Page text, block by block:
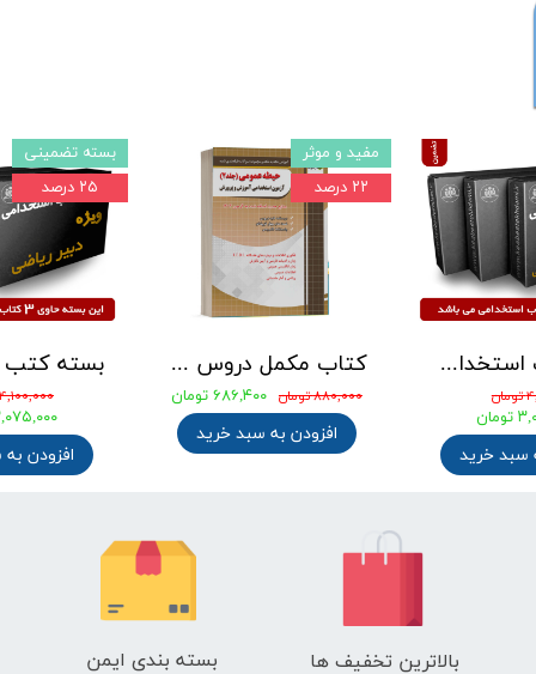
۴,۱۰۰,۰۰۰ تومان
۳,۰۷۵,۰۰۰
افزودن
بسته تضمینی
۲۵ درصد
کتاب مکمل دروس حیطه عمومی ویژه آزمون استخدامی آموزش و پرورش 1405 نشر چهارخونه
۸۸۰,۰۰۰ تومان ۶۸۶,۴۰۰ تومان
افزودن به سبد خرید
مفید و موثر
۲۲ درصد
بسته کتب استخدامی دبیری علوم تجربی - شیمی آزمون آموزش و پرورش 1405
سبد خرید
بالاترین تخفیف ها بسته بندی ایمن